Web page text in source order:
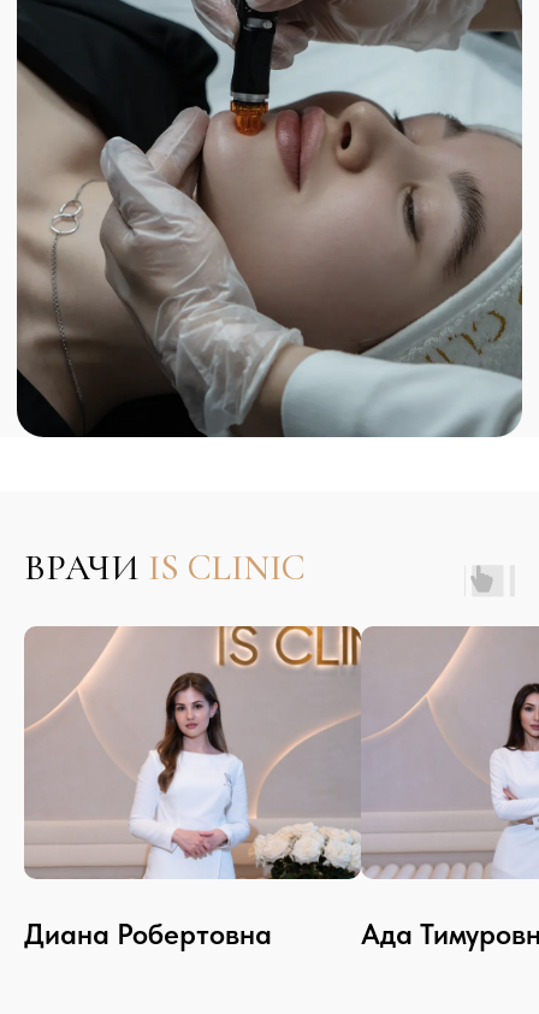
ВРАЧИ IS CLINIC
Диана Робертовна Ада
FAQ ПОЭНДОСФЕРА-
ТЕРАПИИ НА
ENDOSPHERES THERAPY
(ЭНДОСФЕРЕС ТЕРАПИ)